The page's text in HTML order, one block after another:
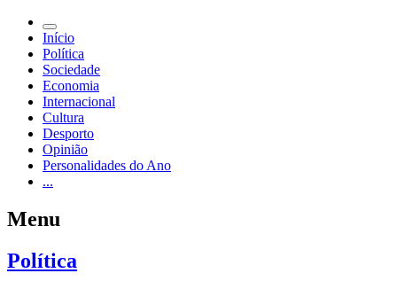
Início
Política
Sociedade
Economia
Internacional
Cultura
Desporto
Opinião
Personalidades do Ano
...
Menu
Política